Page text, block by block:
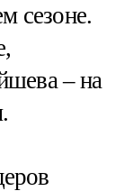
сезоне.
– на